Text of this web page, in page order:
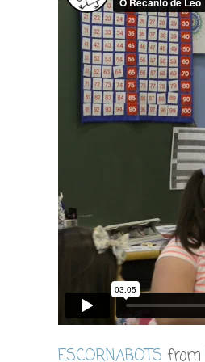
ESCORNABOTS from